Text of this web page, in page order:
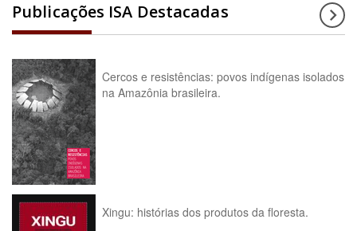
Publicações ISA Destacadas
Cercos e resistências: povos indígenas isolados
na Amazônia brasileira.
Xingu: histórias dos produtos da floresta.